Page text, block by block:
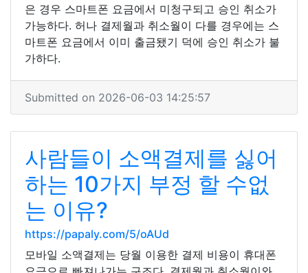
은 경우 스마트폰 요금에서 미청구되고 승인 취소가
가능하다. 허나 결제월과 취소월이 다를 경우에는 스
마트폰 요금에서 이미 출금됐기 덕에 승인 취소가 불
가하다.
Submitted on 2026-06-03 14:25:57
사람들이 소액결제를 싫어
하는 10가지 부정 할 수없
는 이유?
https://papaly.com/5/oAUd
모바일 소액결제는 당월 이용한 결제 비용이 휴대폰